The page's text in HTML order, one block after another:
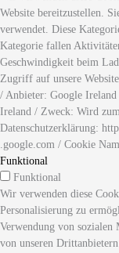
Website bereitzustellen.
verwendet. Diese
Kategorie fallen
Geschwindigkeit beim
Zugriff auf unsere
/ Anbieter: Google
Ireland / Zweck: Wird
Datenschutzerklärung:
.google.com / Cookie
Funktional
Funktional
Wir verwenden diese
Personalisierung zu
Verwendung von sozialen
von unseren